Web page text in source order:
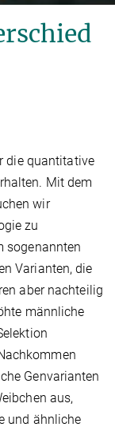
die quantitative
Mit dem
wir
zu
sogenannten
Varianten, die
aber nachteilig
männliche
Genvarianten
aus,
und ähnliche